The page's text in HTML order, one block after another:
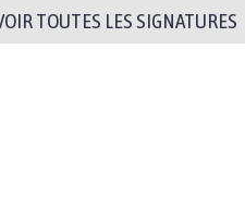
TOUTES LES SIGNATURES